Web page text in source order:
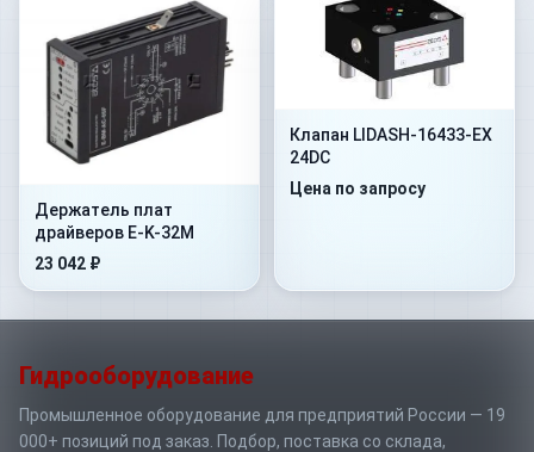
Держатель плат
драйверов E-K-32M
23 042 ₽
Клапан LIDASH-16433-EX
24DC
Цена по запросу
Гидрооборудование
Промышленное оборудование для предприятий России — 19
000+ позиций под заказ. Подбор, поставка со склада,